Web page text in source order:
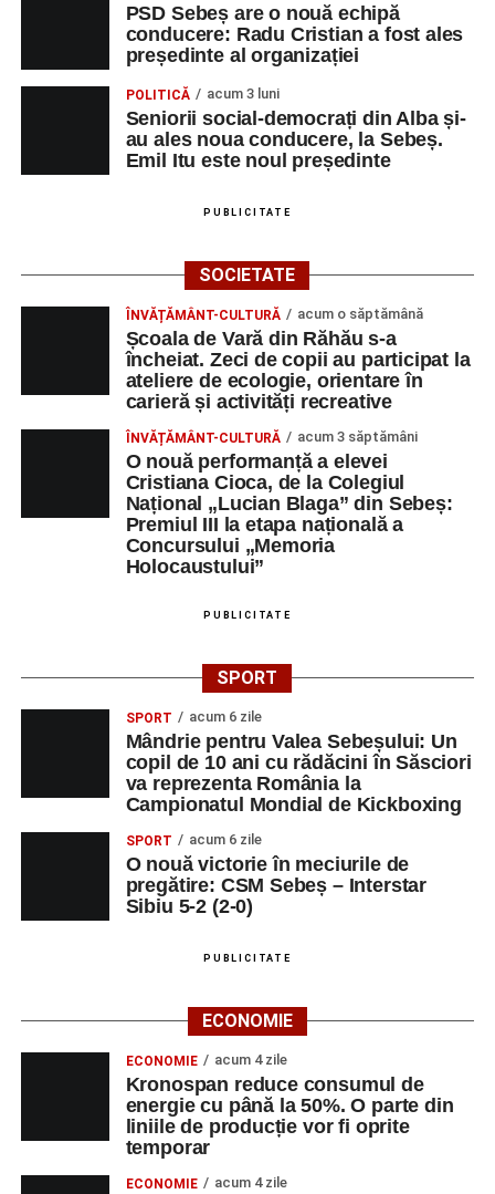
PSD Sebeș are o nouă echipă
conducere: Radu Cristian a fost ales
președinte al organizației
POLITICĂ acum 3 luni
Seniorii social-democrați din Alba și-
au ales noua conducere, la Sebeș.
Emil Itu este noul președinte
PUBLICITATE
SOCIETATE
ÎNVĂȚĂMÂNT-CULTURĂ acum o săptămână
Școala de Vară din Răhău s-a
încheiat. Zeci de copii au participat la
ateliere de ecologie, orientare în
carieră și activități recreative
ÎNVĂȚĂMÂNT-CULTURĂ acum 3 săptămâni
O nouă performanță a elevei
Cristiana Cioca, de la Colegiul
Național „Lucian Blaga” din Sebeș:
Premiul III la etapa națională a
Concursului „Memoria
Holocaustului”
PUBLICITATE
SPORT
SPORT acum 6 zile
Mândrie pentru Valea Sebeșului: Un
copil de 10 ani cu rădăcini în Săsciori
va reprezenta România la
Campionatul Mondial de Kickboxing
SPORT acum 6 zile
O nouă victorie în meciurile de
pregătire: CSM Sebeș – Interstar
Sibiu 5-2 (2-0)
PUBLICITATE
ECONOMIE
ECONOMIE acum 4 zile
Kronospan reduce consumul de
energie cu până la 50%. O parte din
liniile de producție vor fi oprite
temporar
ECONOMIE acum 4 zile